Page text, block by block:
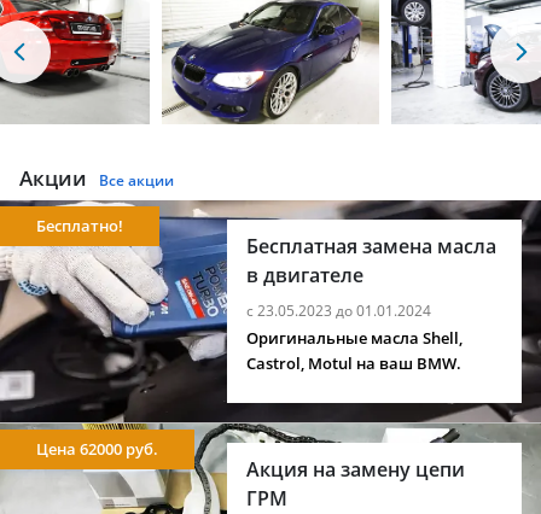
Акции Все акции
Бесплатная замена масла
в двигателе
с 23.05.2023 до 01.01.2024
Бесплатно!
Оригинальные масла Shell,
Castrol, Motul на ваш BMW.
Акция на замену цепи
ГРМ
Цена 62000 руб.